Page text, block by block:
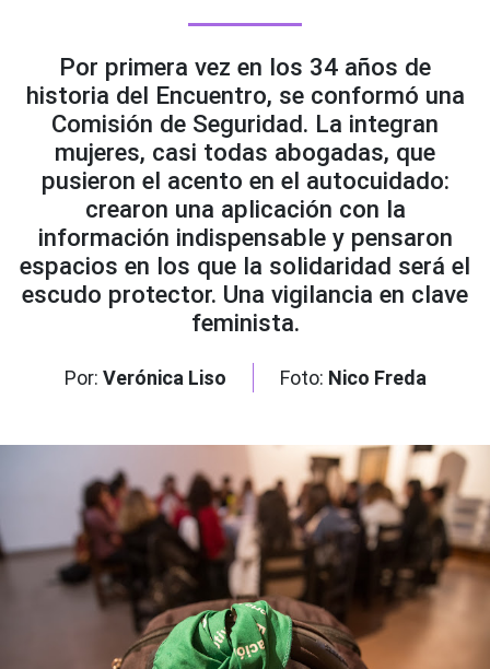
Por primera vez en los 34 años de
historia del Encuentro, se conformó una
Comisión de Seguridad. La integran
mujeres, casi todas abogadas, que
pusieron el acento en el autocuidado:
crearon una aplicación con la
información indispensable y pensaron
espacios en los que la solidaridad será el
escudo protector. Una vigilancia en clave
feminista.
Por: Verónica Liso Foto: Nico Freda